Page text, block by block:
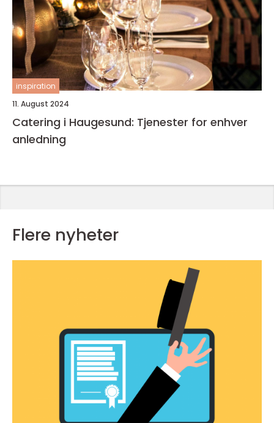
inspiration
11. August 2024
Catering i Haugesund: Tjenester for enhver
anledning
Flere nyheter